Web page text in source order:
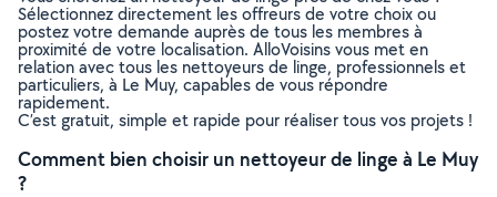
Sélectionnez directement les offreurs de votre choix ou
postez votre demande auprès de tous les membres à
proximité de votre localisation. AlloVoisins vous met en
relation avec tous les nettoyeurs de linge, professionnels et
particuliers, à Le Muy, capables de vous répondre
rapidement.
C’est gratuit, simple et rapide pour réaliser tous vos projets !
Comment bien choisir un nettoyeur de linge à Le Muy
?